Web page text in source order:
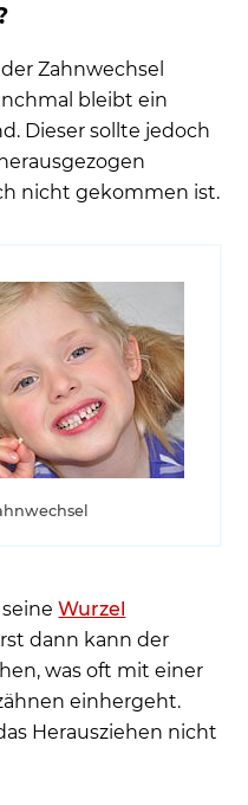
Zahnwechsel
bleibt ein
Dieser sollte jedoch
nicht gekommen ist.
seineWurzel
dann kann der
was oft mit einer
einhergeht.
Herausziehen nicht